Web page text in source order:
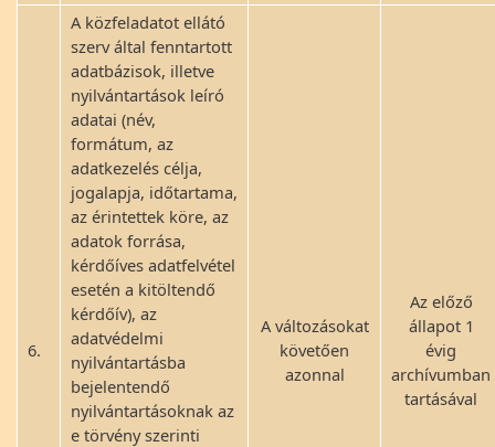
6.
A közfeladatot ellátó
szerv által fenntartott
adatbázisok, illetve
nyilvántartások leíró
adatai (név,
formátum, az
adatkezelés célja,
jogalapja, időtartama,
az érintettek köre, az
adatok forrása,
kérdőíves adatfelvétel
esetén a kitöltendő
kérdőív), az
adatvédelmi
nyilvántartásba
bejelentendő
nyilvántartásoknak az
e törvény szerinti
A változásokat
követően
azonnal
Az előző
állapot 1
évig
archívumban
tartásával